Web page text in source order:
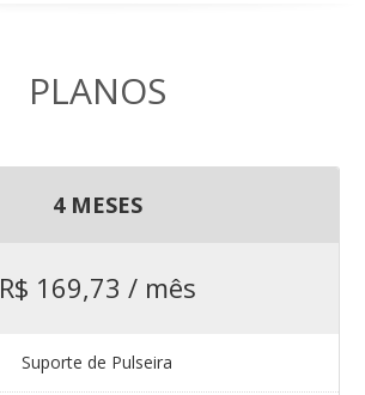
PLANOS
4 MESES
R$ 169,73 / mês
Suporte de Pulseira